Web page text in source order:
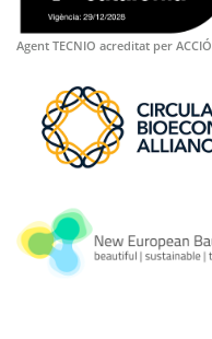
Agent TECNIO acreditat per ACCIÓ